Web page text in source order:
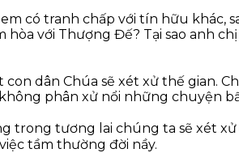
có tranh chấp với tín hữu khác,
hòa với Thượng Đế? Tại sao anh
con dân Chúa sẽ xét xử thế gian.
phân xử nổi những chuyện
trong tương lai chúng ta sẽ xét
tầm thường đời nầy.